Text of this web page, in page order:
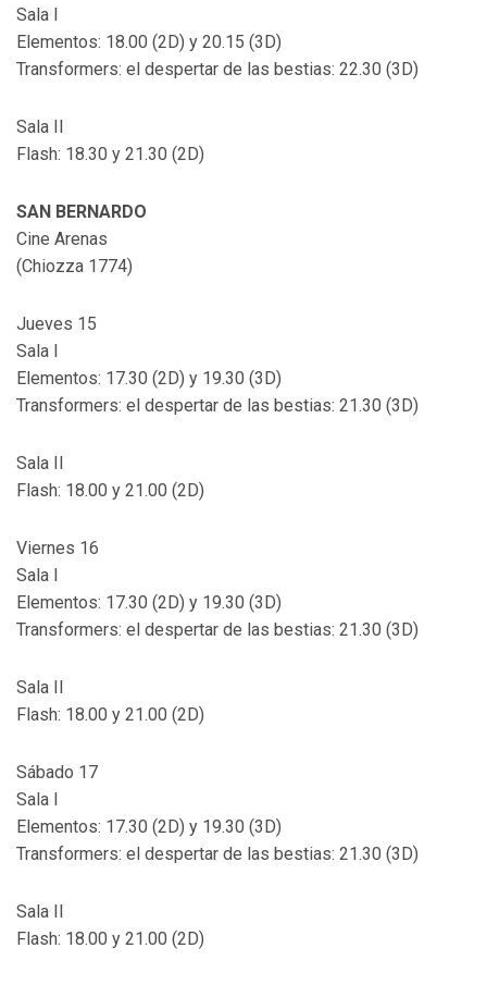
Sala I
Elementos: 18.00 (2D) y 20.15 (3D)
Transformers: el despertar de las bestias: 22.30 (3D)
Sala II
Flash: 18.30 y 21.30 (2D)
SAN BERNARDO
Cine Arenas
(Chiozza 1774)
Jueves 15
Sala I
Elementos: 17.30 (2D) y 19.30 (3D)
Transformers: el despertar de las bestias: 21.30 (3D)
Sala II
Flash: 18.00 y 21.00 (2D)
Viernes 16
Sala I
Elementos: 17.30 (2D) y 19.30 (3D)
Transformers: el despertar de las bestias: 21.30 (3D)
Sala II
Flash: 18.00 y 21.00 (2D)
Sábado 17
Sala I
Elementos: 17.30 (2D) y 19.30 (3D)
Transformers: el despertar de las bestias: 21.30 (3D)
Sala II
Flash: 18.00 y 21.00 (2D)